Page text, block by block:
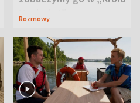
Maciusiu I”
Rozmowy